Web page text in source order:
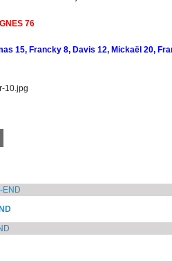
76
15, Francky 8, Davis 12, Mickaël 20,